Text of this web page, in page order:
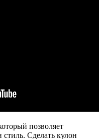
позволяет
Сделать кулон